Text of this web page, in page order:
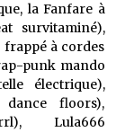
la Fanfare à
survitaminé),
à cordes
punk mando
électrique),
floors),
Lula666